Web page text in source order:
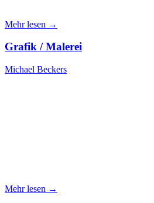
Mehr lesen →
Grafik / Malerei
Michael Beckers
Mehr lesen →